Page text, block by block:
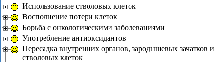
Использование стволовых клеток
Восполнение потери клеток
Борьба с онкологическими заболеваниями
Употребление антиоксидантов
Пересадка внутренних органов, зародышевых зачатков и
стволовых клеток